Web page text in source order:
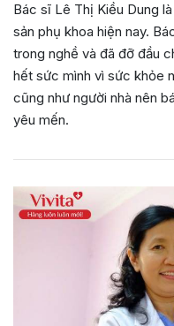
Bác sĩ Lê Thị Kiều Dung
sản phụ khoa hiện nay.
trong nghề và đã đỡ đầu
hết sức mình vì sức khỏe
cũng như người nhà nên
yêu mến.